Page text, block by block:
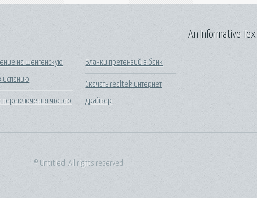
на шенгенскую
испанию
переключения что это
Бланки претензий в банк
Скачать realtek интернет
драйвер
An Informative
© Untitled. All rights reserved.